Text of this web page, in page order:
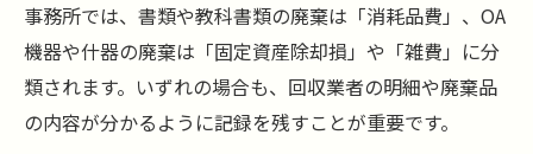
事務所では、書類や教科書類の廃棄は「消耗品費」、OA
機器や什器の廃棄は「固定資産除却損」や「雑費」に分
類されます。いずれの場合も、回収業者の明細や廃棄品
の内容が分かるように記録を残すことが重要です。